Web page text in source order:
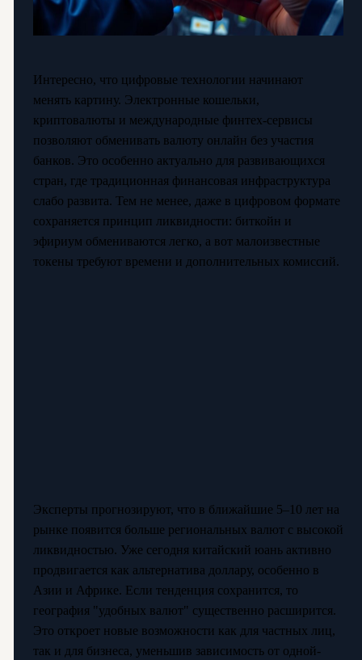
Интересно, что цифровые технологии начинают
менять картину. Электронные кошельки,
криптовалюты и международные финтех-сервисы
позволяют обменивать валюту онлайн без участия
банков. Это особенно актуально для развивающихся
стран, где традиционная финансовая инфраструктура
слабо развита. Тем не менее, даже в цифровом формате
сохраняется принцип ликвидности: биткойн и
эфириум обмениваются легко, а вот малоизвестные
токены требуют времени и дополнительных комиссий.
Эксперты прогнозируют, что в ближайшие 5–10 лет на
рынке появится больше региональных валют с высокой
ликвидностью. Уже сегодня китайский юань активно
продвигается как альтернатива доллару, особенно в
Азии и Африке. Если тенденция сохранится, то
география "удобных валют" существенно расширится.
Это откроет новые возможности как для частных лиц,
так и для бизнеса, уменьшив зависимость от одной-